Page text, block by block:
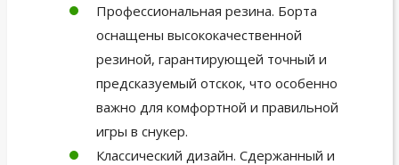
Профессиональная резина. Борта
оснащены высококачественной
резиной, гарантирующей точный и
предсказуемый отскок, что особенно
важно для комфортной и правильной
игры в снукер.
Классический дизайн. Сдержанный и